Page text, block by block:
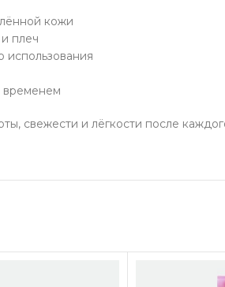
кожи
плеч
использования
свежести и лёгкости после